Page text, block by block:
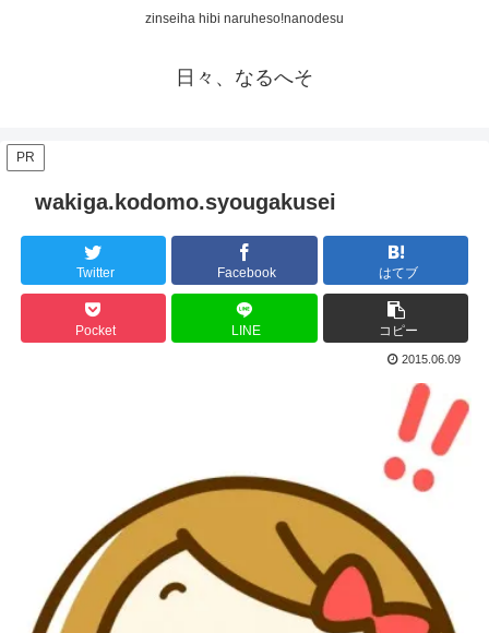
zinseiha hibi naruheso!nanodesu
日々、なるへそ
PR
wakiga.kodomo.syougakusei
Twitter Facebook はてブ
Pocket LINE コピー
2015.06.09